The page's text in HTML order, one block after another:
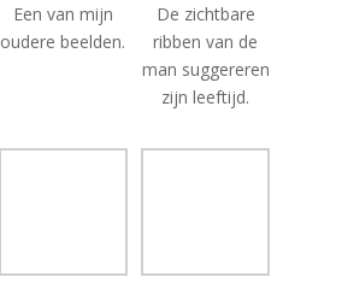
man suggereren
zijn leeftijd.
zeker leeftijd.
met zekere